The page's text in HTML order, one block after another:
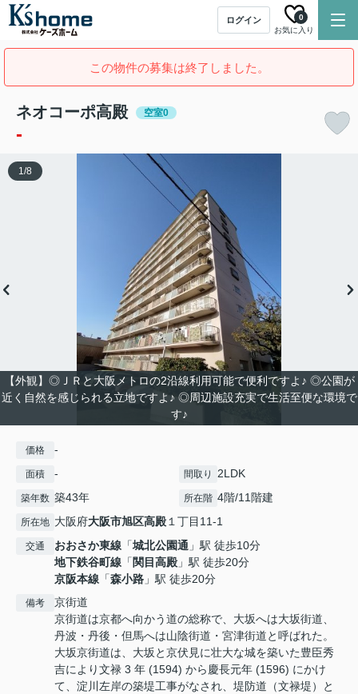
ログイン
お気に入り
0
この物件の募集は終了しました。
ネオコーポ高殿 空室0
-
【外観】◎ＪＲと大阪メトロの2沿線利用可能で便利ですよ♪ ◎公園が
近く自然を感じられる立地ですよ♪ ◎周辺施設充実で生活至便な環境で
す♪
1/8
価格 -
面積 - 間取り 2LDK
築年数 築43年 所在階 4階/11階建
所在地 大阪府大阪市旭区高殿１丁目11-1
交通 おおさか東線 「城北公園通 」駅 徒歩10分
地下鉄谷町線 「 関目高殿 」駅 徒歩20分
京阪本線 「森小路 」駅 徒歩20分
備考
京街道
京街道は京都へ向かう道の総称で、大坂へは大坂街道、
丹波・丹後・但馬へは山陰街道・宮津街道と呼ばれた。
大坂京街道は、大坂と京伏見に壮大な城を築いた豊臣秀
吉により文禄 3 年 (1594) から慶長元年 (1596) にかけ
て、淀川左岸の築堤工事がなされ、堤防道（文禄堤）と